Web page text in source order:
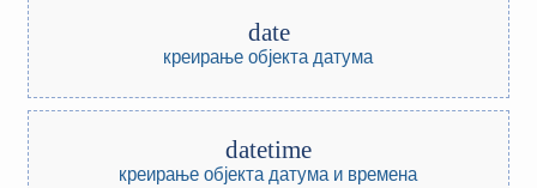
date
креирање објекта датума
datetime
креирање објекта датума и времена